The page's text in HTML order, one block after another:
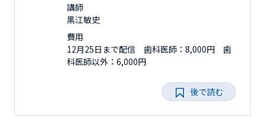
講師
黒江敏史
費用
12月25日まで配信 歯科医師：8,000円 歯
科医師以外：6,000円
後で読む